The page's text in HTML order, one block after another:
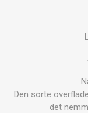
Den sorte
det